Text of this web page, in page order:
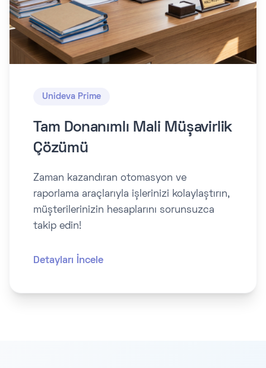
Unideva Prime
Tam Donanımlı Mali Müşavirlik
Çözümü
Zaman kazandıran otomasyon ve
raporlama araçlarıyla işlerinizi kolaylaştırın,
müşterilerinizin hesaplarını sorunsuzca
takip edin!
Detayları İncele